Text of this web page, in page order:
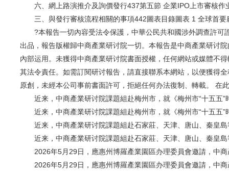
六、網上路演推介及詢價發行437第五節 企業IPO上市審核作
三、與發行審核流程相關的事項442圖表目錄圖表 1 全球首要
?本報告一切內容受法令保護，中華公民共和國涉外調查許可
出品，報告版權歸中商產業研讨院一切。本報告是中商產業研讨
內部运用。未獲得中商產業研讨院書面授權，任何網站或媒體不
其法令責任。如需訂閱研讨報告，請直接聯系本網站，以便獲得
原創，未經本公司事前書面許可，拒絕任何办法復制、轉載。 在
近来，中商產業研讨院課題組赴梅州市，就《梅州市“十五五”
近来，中商產業研讨院課題組赴梅州市，就《梅州市“十五五”
近来，中商產業研讨院課題組赴石家莊、天津、唐山、秦皇島
近来，中商產業研讨院課題組赴石家莊、天津、唐山、秦皇島
2026年5月29日，應惠州博羅產業園區办理委員會邀請，中商
2026年5月29日，應惠州博羅產業園區办理委員會邀請，中商